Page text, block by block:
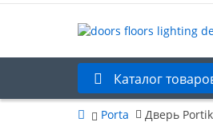
Каталог
Porta Дверь